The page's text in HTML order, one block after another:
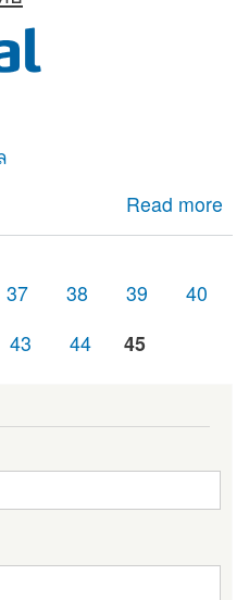
Read more
(Drupal Thailand)
37 38 39
40
43 44 45